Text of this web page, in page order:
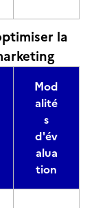
la
Mod
alité
s
d'év
alua
tion